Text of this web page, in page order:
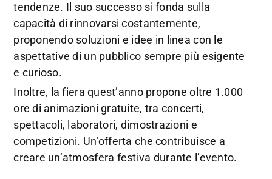
tendenze. Il suo successo si fonda sulla
capacità di rinnovarsi costantemente,
proponendo soluzioni e idee in linea con le
aspettative di un pubblico sempre più esigente
e curioso.
Inoltre, la fiera quest’anno propone oltre 1.000
ore di animazioni gratuite, tra concerti,
spettacoli, laboratori, dimostrazioni e
competizioni. Un’offerta che contribuisce a
creare un’atmosfera festiva durante l’evento.